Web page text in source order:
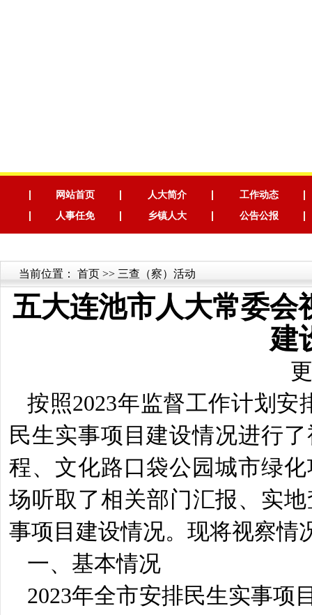
网站首页 人大简介
工作动态
人事任免
乡镇人大 公告公报
当前位置： 首页 >> 三查（察）活动
五大连池市人大常委会
建
按照2023年监督工作计划安
民生实事项目建设情况进行
程、文化路口袋公园城市绿
场听取了相关部门汇报、实
事项目建设情况。现将视察
一、基本情况
2023年全市安排民生实事项